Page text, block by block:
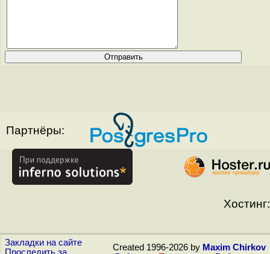
Партнёры:
Хостинг:
Закладки на сайте
Created 1996-2026 by Maxim Chirkov